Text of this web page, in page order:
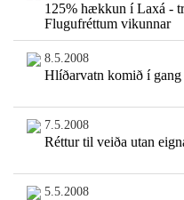
125% hækkun í Laxá -
Flugufréttum vikunnar
8.5.2008
Hlíðarvatn komið í gang
7.5.2008
Réttur til veiða utan
5.5.2008